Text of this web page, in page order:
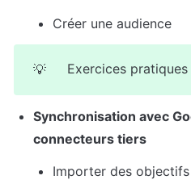
Créer une audience
💡 Exercices pratiques
Synchronisation avec
connecteurs tiers
Importer des